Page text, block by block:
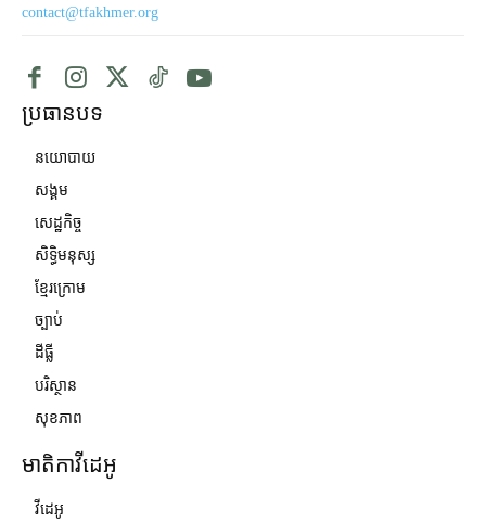
contact@tfakhmer.org
ប្រធានបទ
នយោបាយ
សង្គម
សេដ្ឋកិច្ច
សិទ្ធិមនុស្ស
ខ្មែរក្រោម
ច្បាប់
ដីធ្លី
បរិស្ថាន
សុខភាព
មាតិកាវីដេអូ
វីដេអូ